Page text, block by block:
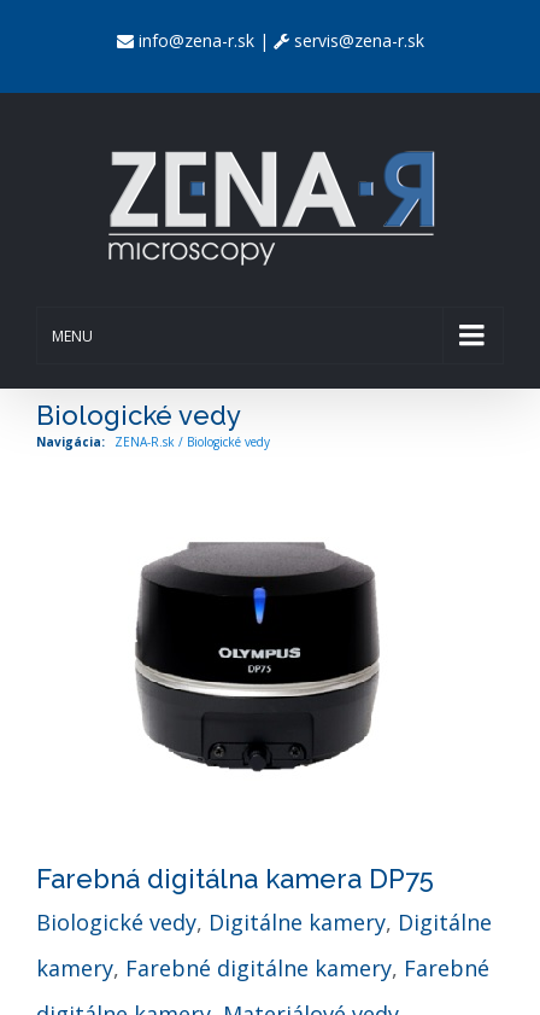
info@zena-r.sk| servis@zena-r.sk
MENU
Biologické vedy
ZENA-R.sk / Biologické vedy
Farebná digitálna kamera DP75
Biologické vedy, Digitálne kamery, Digitálne
kamery, Farebné digitálne kamery, Farebné